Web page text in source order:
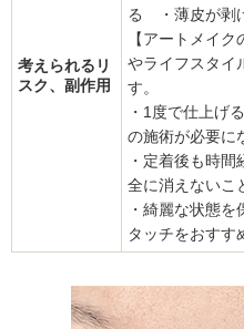
考えられるリ
スク、副作用
る ・薄皮が剥
【アートメイ
やライフスタイ
す。
・1度で仕上げ
の施術が必要に
・定着後も時
全に消えないこ
・綺麗な状態
タッチをおすす